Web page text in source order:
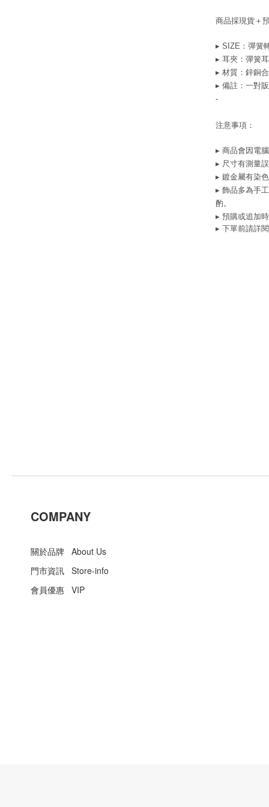
商品採現貨＋
▸ SIZE：彈簧
▸ 耳夾：彈簧
▸ 材質： 鋅銅
▸ 備註：一對
-
注意事項：
▸ 商品會因電
▸ 尺寸有測量
▸ 鍍金屬有染
▸ 飾品多為手
酌。
▸ 預購或追加
▸ 下單前請詳
COMPANY
關於品牌 About Us
門市資訊 Store-info
會員優惠 VIP